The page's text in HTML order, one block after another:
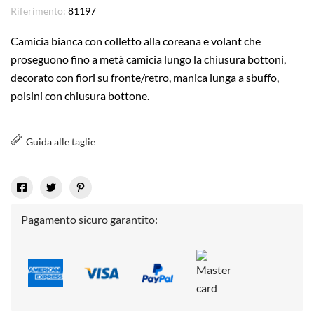
Riferimento: 81197
Camicia bianca con colletto alla coreana e volant che
proseguono fino a metà camicia lungo la chiusura bottoni,
decorato con fiori su fronte/retro, manica lunga a sbuffo,
polsini con chiusura bottone.
Guida alle taglie
Pagamento sicuro garantito: